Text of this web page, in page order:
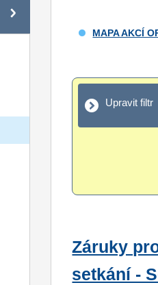
MAPA AKCÍ
Upravit filtr
Upravit filtr
Záruky
setkání -